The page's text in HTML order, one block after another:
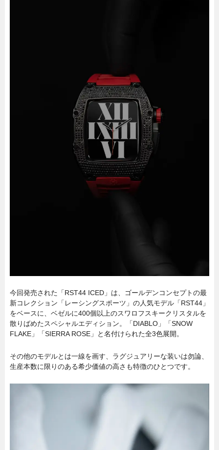
今回発売された「RST44 ICED」は、ゴールデンコンセプトの最
新コレクション「レーシングスポーツ」の人気モデル「RST44」
をベースに、ベゼルに400個以上のスワロフスキークリスタルを
散りばめたスペシャルエディション。「DIABLO」「SNOW
FLAKE」「SIERRA ROSE」と名付けられた全3色展開。
その他のモデルとは一線を画す、ラグジュアリーな装いは勿論、
生産本数に限りのある希少価値の高さも特徴のひとつです。